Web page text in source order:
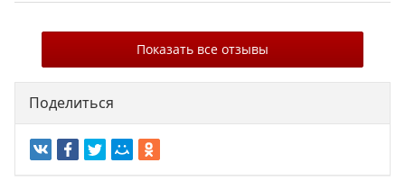
Показать все отзывы
Поделиться